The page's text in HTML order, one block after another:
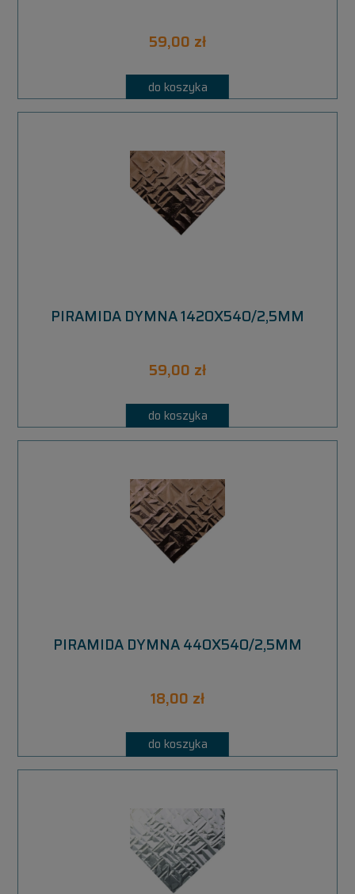
59,00 zł
do koszyka
PIRAMIDA DYMNA 1420X540/2,5MM
59,00 zł
do koszyka
PIRAMIDA DYMNA 440X540/2,5MM
18,00 zł
do koszyka